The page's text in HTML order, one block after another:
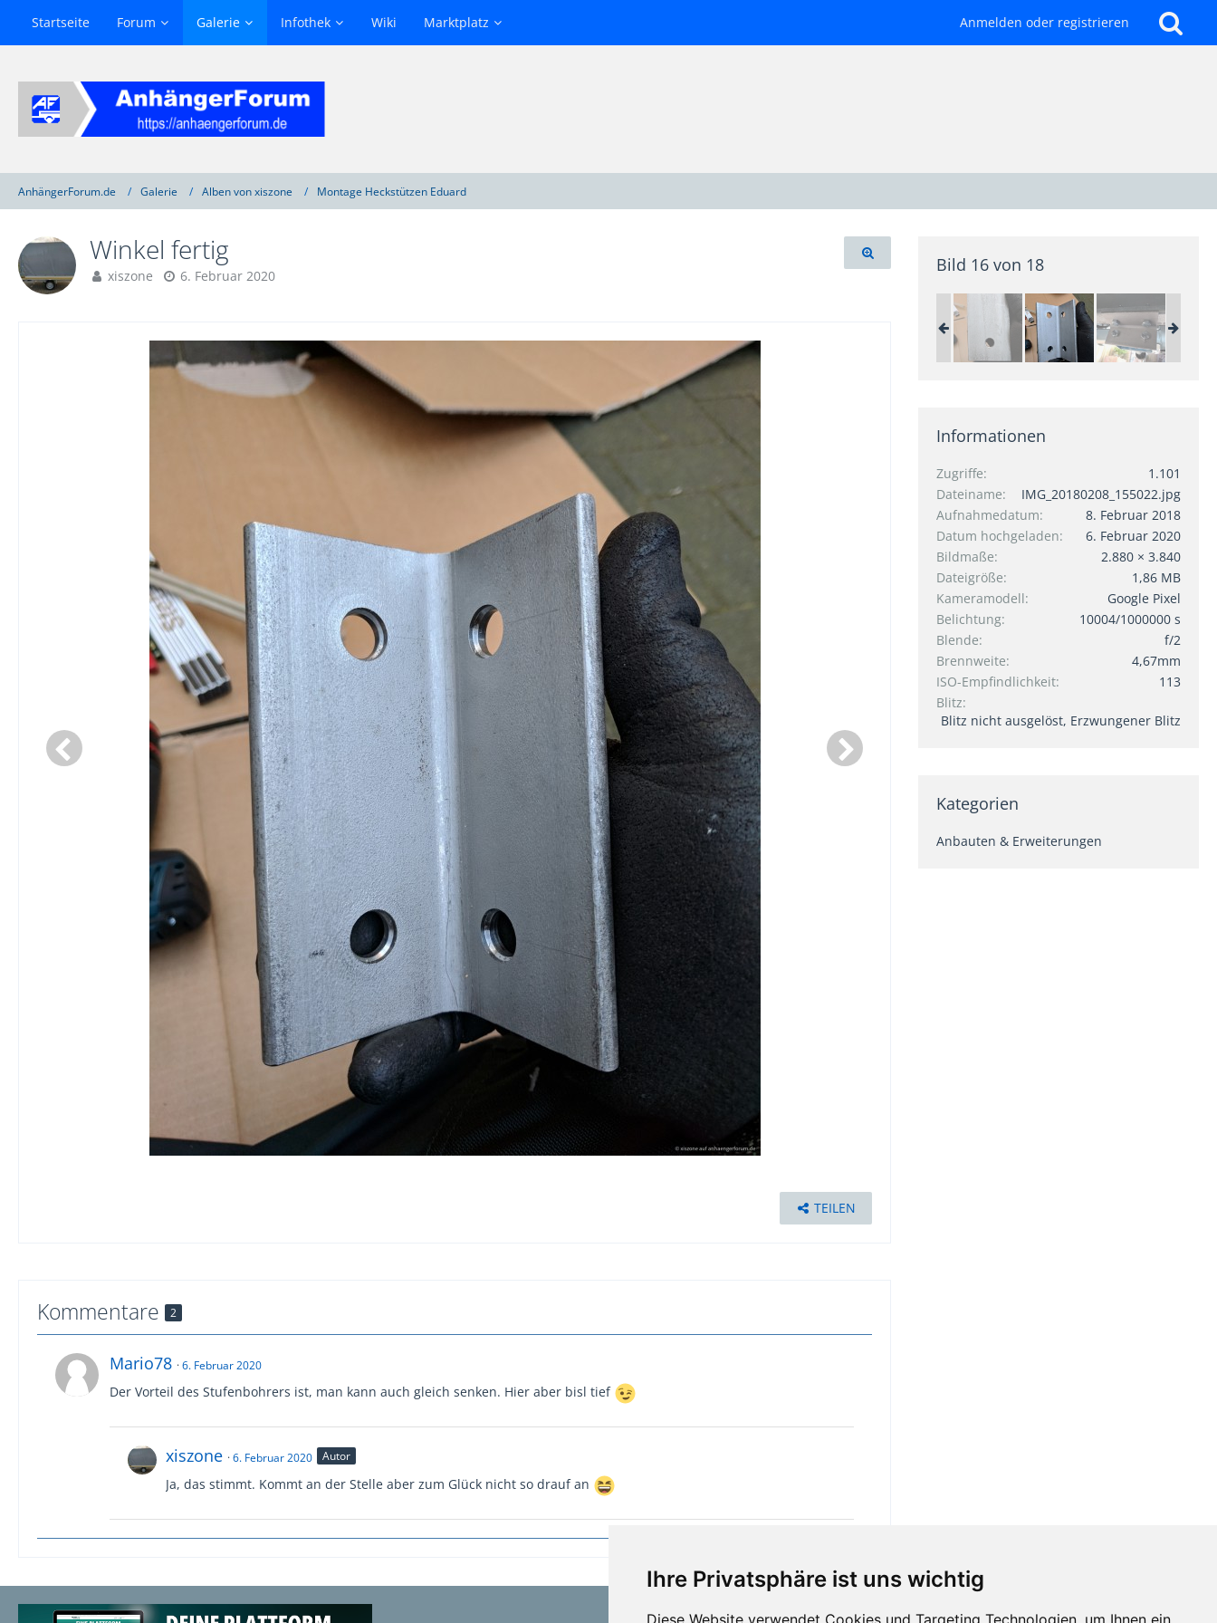
Ihre Privatsphäre ist uns wichtig
Diese Website verwendet Cookies und Targeting Technologien, um Ihnen ein
Startseite Forum Galerie Infothek Wiki Marktplatz Anmelden oder registrieren
AnhängerForum.de Galerie Alben von xiszone Montage Heckstützen Eduard
Winkel fertig
xiszone 6. Februar 2020
TEILEN
Kommentare 2
Mario78 6. Februar 2020
Der Vorteil des Stufenbohrers ist, man kann auch gleich senken. Hier aber bisl tief
xiszone 6. Februar 2020 Autor
Ja, das stimmt. Kommt an der Stelle aber zum Glück nicht so drauf an
Bild 16 von 18
Informationen
Zugriffe
1.101
Dateiname
IMG_20180208_155022.jpg
Aufnahmedatum
8. Februar 2018
Datum hochgeladen
6. Februar 2020
Bildmaße
2.880 × 3.840
Dateigröße
1,86 MB
Kameramodell
Google Pixel
Belichtung
10004/1000000 s
Blende
f/2
Brennweite
4,67mm
ISO-Empfindlichkeit
113
Blitz
Blitz nicht ausgelöst, Erzwungener Blitz
Kategorien
Anbauten & Erweiterungen